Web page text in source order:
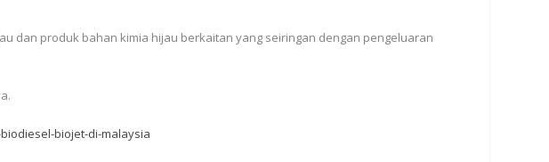
dan produk bahan kimia hijau berkaitan yang seiringan dengan pengeluaran
biojet-di-malaysia